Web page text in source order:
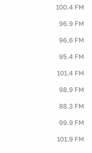
100.4 FM
96.9 FM
96.6 FM
95.4 FM
101.4 FM
98.9 FM
88.3 FM
99.9 FM
101.9 FM